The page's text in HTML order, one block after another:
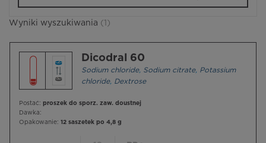
Wyniki wyszukiwania (1)
Dicodral 60
Sodium chloride, Sodium citrate, Potassium
chloride, Dextrose
Postać: proszek do sporz. zaw. doustnej
Dawka:
Opakowanie: 12 saszetek po 4,8 g